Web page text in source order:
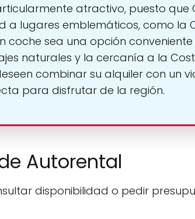
atractivo, puesto que
a lugares emblemáticos, como la
coche sea una opción
naturales y la cercanía a la
combinar su alquiler con un
para disfrutar de la región.
Autorental
disponibilidad o pedir